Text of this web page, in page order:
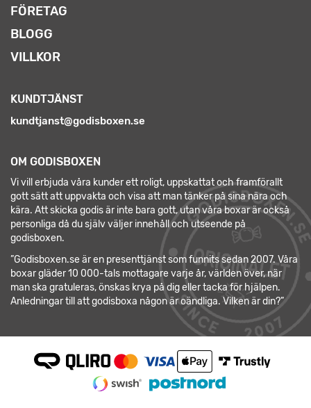
FÖRETAG
BLOGG
VILLKOR
KUNDTJÄNST
kundtjanst@godisboxen.se
OM GODISBOXEN
Vi vill erbjuda våra kunder ett roligt, uppskattat och framförallt
gott sätt att uppvakta och visa att man tänker på sina nära och
kära. Att skicka godis är inte bara gott, utan våra boxar är också
personliga då du själv väljer innehåll och utseende på
godisboxen.
”Godisboxen.se är en presenttjänst som funnits sedan 2007. Våra
boxar gläder 10 000-tals mottagare varje år, världen över, när
man ska gratuleras, önskas krya på dig eller tacka för hjälpen.
Anledningar till att godisboxa någon är oändliga. Vilken är din?”